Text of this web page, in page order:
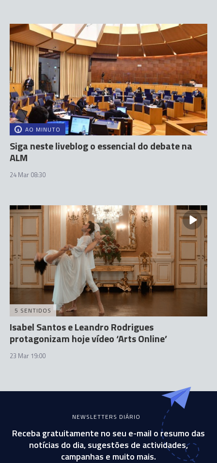
AO MINUTO
Siga neste liveblog o essencial do debate na
ALM
24 Mar 08:30
5 SENTIDOS
Isabel Santos e Leandro Rodrigues
protagonizam hoje vídeo ‘Arts Online’
23 Mar 19:00
NEWSLETTERS DIÁRIO
Receba gratuitamente no seu e-mail o resumo das
notícias do dia, sugestões de actividades,
campanhas e muito mais.